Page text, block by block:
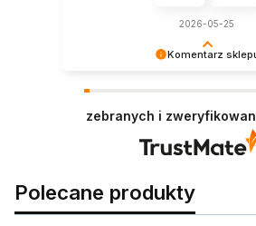
Komentarz
2026-05-25
zebranych i
Polecane produkty